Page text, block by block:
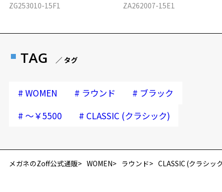
再入荷お知らせメールのお申し込み
ZG253010-15F1 ZA262007-15E1
TAG ／ タグ
# WOMEN # ラウンド # ブラック
# ～￥5500 # CLASSIC (クラシック)
メガネのZoff公式通販 WOMEN ラウンド CLASSIC (クラシッ